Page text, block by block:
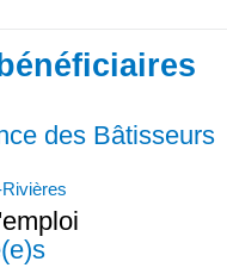
des Bâtisseurs